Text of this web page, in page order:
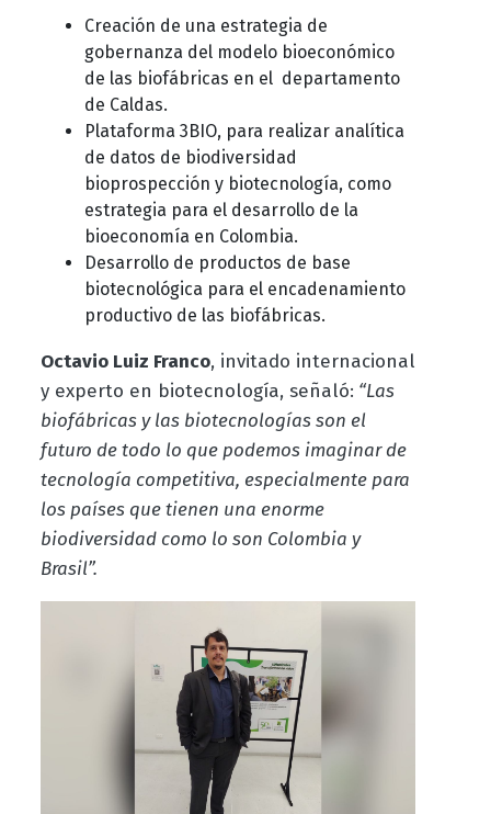
Creación de una estrategia de
gobernanza del modelo bioeconómico
de las biofábricas en el departamento
de Caldas.
Plataforma 3BIO, para realizar analítica
de datos de biodiversidad
bioprospección y biotecnología, como
estrategia para el desarrollo de la
bioeconomía en Colombia.
Desarrollo de productos de base
biotecnológica para el encadenamiento
productivo de las biofábricas.
Octavio Luiz Franco, invitado internacional
y experto en biotecnología, señaló: “Las
biofábricas y las biotecnologías son el
futuro de todo lo que podemos imaginar de
tecnología competitiva, especialmente para
los países que tienen una enorme
biodiversidad como lo son Colombia y
Brasil”.